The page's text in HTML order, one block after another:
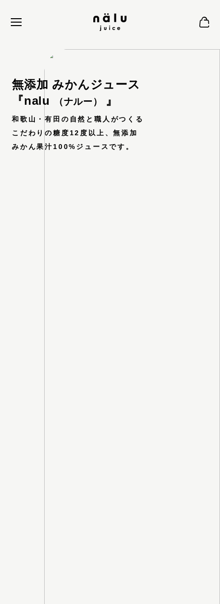
無添加 みかんジュース
『nalu
（ナルー） 』
和歌山・有田の自然と職人がつくる
こだわりの糖度12度以上、無添加
みかん果汁100%ジュースです。